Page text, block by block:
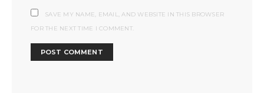
SAVE MY NAME, EMAIL, AND WEBSITE IN THIS BROWSER
FOR THE NEXT TIME I COMMENT.